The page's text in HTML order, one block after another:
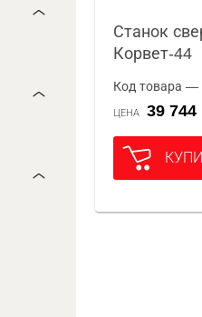
Станок
Корвет-44
Код товара —
ЦЕНА 39